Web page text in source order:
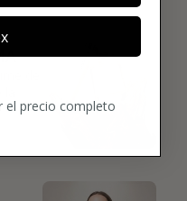
el precio completo